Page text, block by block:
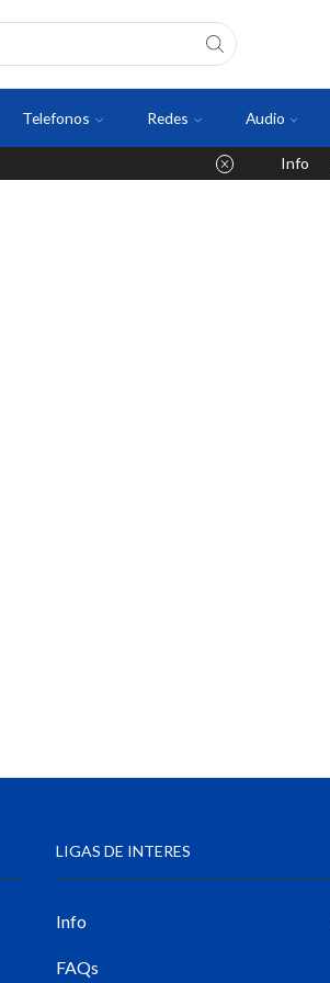
Telefonos Redes Audio
Info
LIGAS DE INTERES
Info
FAQs